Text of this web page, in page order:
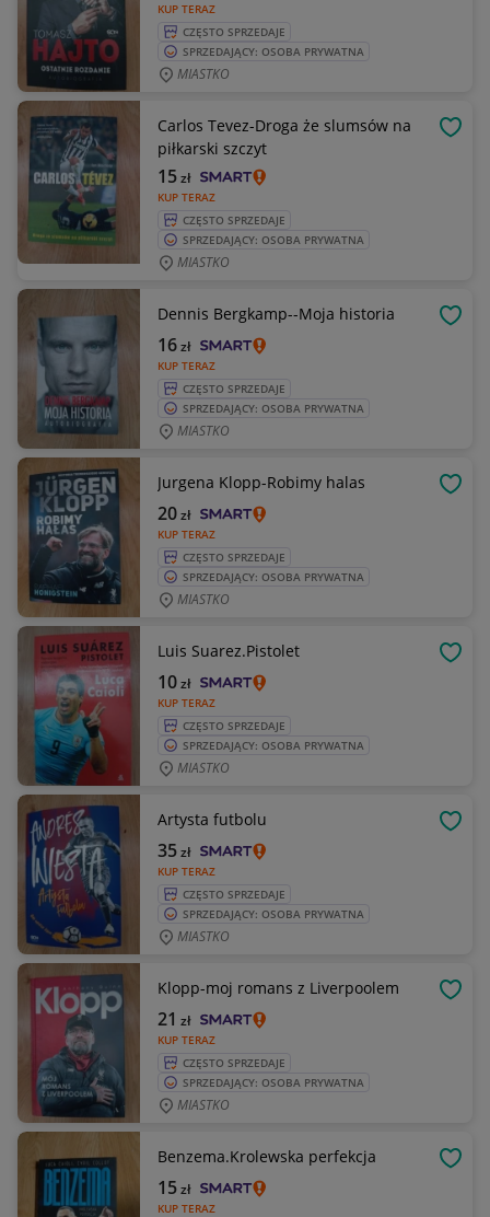
KUP TERAZ
CZĘSTO SPRZEDAJE
SPRZEDAJĄCY: OSOBA PRYWATNA
MIASTKO
Carlos Tevez-Droga że slumsów na
piłkarski szczyt
KUP TERAZ
15zł
CZĘSTO SPRZEDAJE
SPRZEDAJĄCY: OSOBA PRYWATNA
MIASTKO
Dennis Bergkamp--Moja historia
KUP TERAZ
16zł
CZĘSTO SPRZEDAJE
SPRZEDAJĄCY: OSOBA PRYWATNA
MIASTKO
Jurgena Klopp-Robimy halas
KUP TERAZ
20zł
CZĘSTO SPRZEDAJE
SPRZEDAJĄCY: OSOBA PRYWATNA
MIASTKO
Luis Suarez.Pistolet
KUP TERAZ
10zł
CZĘSTO SPRZEDAJE
SPRZEDAJĄCY: OSOBA PRYWATNA
MIASTKO
Artysta futbolu
KUP TERAZ
35zł
CZĘSTO SPRZEDAJE
SPRZEDAJĄCY: OSOBA PRYWATNA
MIASTKO
Klopp-moj romans z Liverpoolem
KUP TERAZ
21 zł
CZĘSTO SPRZEDAJE
SPRZEDAJĄCY: OSOBA PRYWATNA
MIASTKO
Benzema.Krolewska perfekcja
KUP TERAZ
15zł